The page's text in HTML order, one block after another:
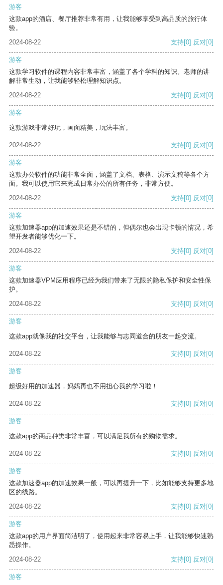
游客
这款app的酒店、餐厅推荐非常有用，让我能够享受到高品质的旅行体
验。
2024-08-22
支持[0] 反对[0]
游客
这款学习软件的课程内容非常丰富，涵盖了各个学科的知识。老师的讲
解非常生动，让我能够轻松理解知识点。
2024-08-22
支持[0] 反对[0]
游客
这款游戏非常好玩，画面精美，玩法丰富。
2024-08-22 支持[0] 反对[0]
游客
这款办公软件的功能非常全面，涵盖了文档、表格、演示文稿等各个方
面。我可以使用它来完成日常办公的所有任务，非常方便。
2024-08-22
支持[0] 反对[0]
游客
这款加速器app的加速效果还是不错的，但偶尔也会出现卡顿的情况，希
望开发者能够优化一下。
2024-08-22
支持[0] 反对[0]
游客
这款加速器VPM应用程序已经为我们带来了无限的隐私保护和安全性保
护。
2024-08-22
支持[0] 反对[0]
游客
这款app就像我的社交平台，让我能够与志同道合的朋友一起交流。
2024-08-22 支持[0] 反对[0]
游客
超级好用的加速器，妈妈再也不用担心我的学习啦！
2024-08-22 支持[0] 反对[0]
游客
这款app的商品种类非常丰富，可以满足我所有的购物需求。
2024-08-22 支持[0] 反对[0]
游客
这款加速器app的加速效果一般，可以再提升一下，比如能够支持更多地
区的线路。
2024-08-22
支持[0] 反对[0]
游客
这款app的用户界面简洁明了，使用起来非常容易上手，让我能够快速熟
悉操作。
2024-08-22
支持[0] 反对[0]
游客